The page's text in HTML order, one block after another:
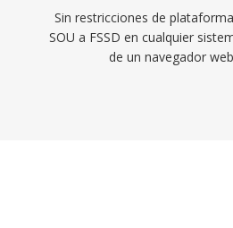
Sin restricciones de
SOU a FSSD en cualquier
de un navegador